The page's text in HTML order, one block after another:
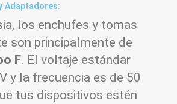
Adaptadores:
los enchufes y tomas
son principalmente de
F. El voltaje estándar
y la frecuencia es de 50
tus dispositivos estén